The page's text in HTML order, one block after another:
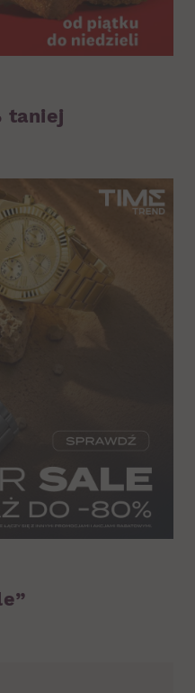
taniej